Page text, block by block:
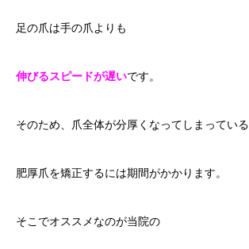
足の爪は手の爪よりも
伸びるスピードが遅いです。
そのため、爪全体が分厚くなってしまっている
肥厚爪を矯正するには期間がかかります。
そこでオススメなのが当院の